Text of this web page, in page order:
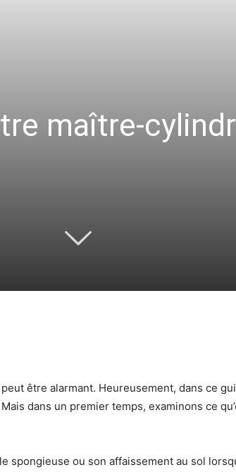
maître-
être alarmant. Heureusement, dans ce
dans un premier temps, examinons ce
spongieuse ou son affaissement au sol